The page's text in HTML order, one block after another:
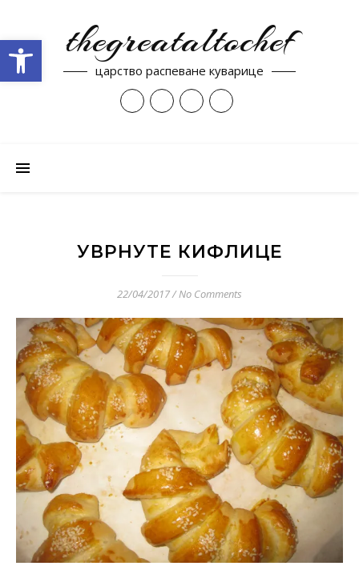
thegreataltochef
царство распеване куварице
УВРНУТЕ КИФЛИЦЕ
22/04/2017/No Comments
Open toolbar